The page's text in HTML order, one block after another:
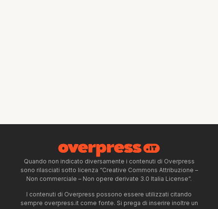
Quando non indicato diversamente i contenuti di Overpress
sono rilasciati sotto licenza “Creative Commons Attribuzione –
Non commerciale – Non opere derivate 3.0 Italia License”.
I contenuti di Overpress possono essere utilizzati citando
sempre overpress.it come fonte. Si prega di inserire inoltre un